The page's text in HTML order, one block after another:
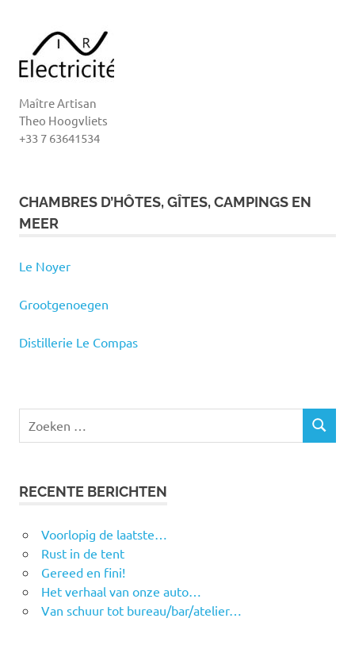
Maître Artisan
Theo Hoogvliets
+33 7 63641534
CHAMBRES D’HÔTES, GÎTES, CAMPINGS EN
MEER
Le Noyer
Grootgenoegen
Distillerie Le Compas
RECENTE BERICHTEN
Voorlopig de laatste…
Rust in de tent
Gereed en fini!
Het verhaal van onze auto…
Van schuur tot bureau/bar/atelier…